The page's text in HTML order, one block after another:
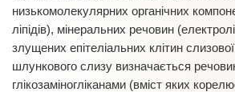
низькомолекулярних органічних
ліпідів), мінеральних речовин
злущених епітеліальних клітин
шлункового слизу визначається
глікозаміногліканами (вміст яких